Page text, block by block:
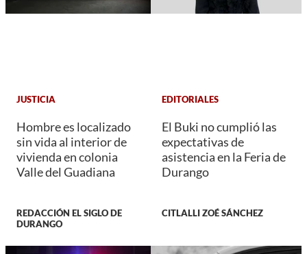
JUSTICIA
Hombre es localizado
sin vida al interior de
vivienda en colonia
Valle del Guadiana
REDACCIÓN EL SIGLO DE
DURANGO
EDITORIALES
El Buki no cumplió las
expectativas de
asistencia en la Feria de
Durango
CITLALLI ZOÉ SÁNCHEZ